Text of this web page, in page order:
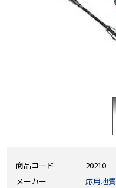
商品コード
20210
メーカー
応用地質